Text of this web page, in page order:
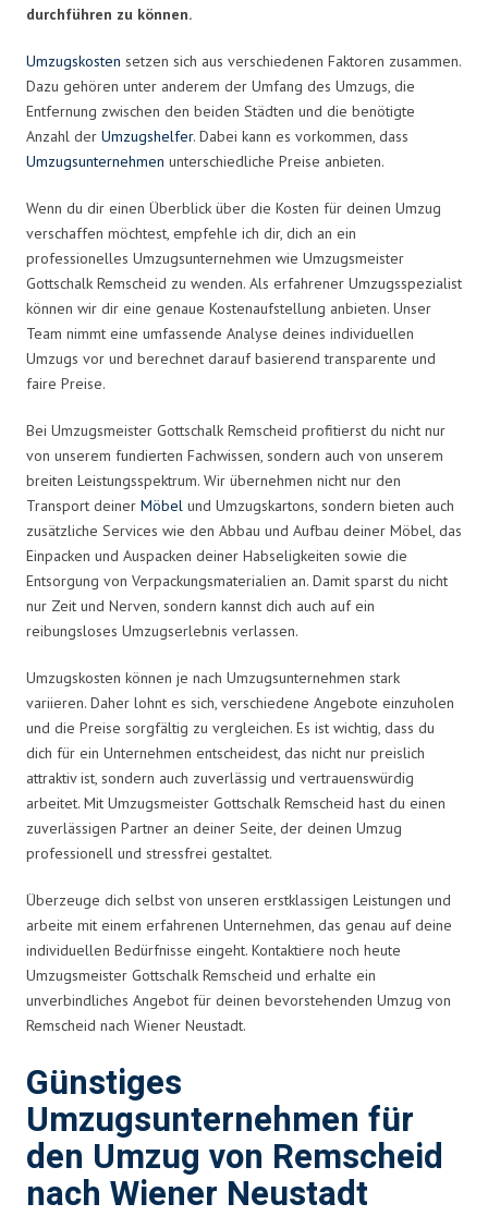
durchführen zu können.
Umzugskosten setzen sich aus verschiedenen Faktoren zusammen.
Dazu gehören unter anderem der Umfang des Umzugs, die
Entfernung zwischen den beiden Städten und die benötigte
Anzahl der Umzugshelfer. Dabei kann es vorkommen, dass
Umzugsunternehmen unterschiedliche Preise anbieten.
Wenn du dir einen Überblick über die Kosten für deinen Umzug
verschaffen möchtest, empfehle ich dir, dich an ein
professionelles Umzugsunternehmen wie Umzugsmeister
Gottschalk Remscheid zu wenden. Als erfahrener Umzugsspezialist
können wir dir eine genaue Kostenaufstellung anbieten. Unser
Team nimmt eine umfassende Analyse deines individuellen
Umzugs vor und berechnet darauf basierend transparente und
faire Preise.
Bei Umzugsmeister Gottschalk Remscheid profitierst du nicht nur
von unserem fundierten Fachwissen, sondern auch von unserem
breiten Leistungsspektrum. Wir übernehmen nicht nur den
Transport deiner Möbel und Umzugskartons, sondern bieten auch
zusätzliche Services wie den Abbau und Aufbau deiner Möbel, das
Einpacken und Auspacken deiner Habseligkeiten sowie die
Entsorgung von Verpackungsmaterialien an. Damit sparst du nicht
nur Zeit und Nerven, sondern kannst dich auch auf ein
reibungsloses Umzugserlebnis verlassen.
Umzugskosten können je nach Umzugsunternehmen stark
variieren. Daher lohnt es sich, verschiedene Angebote einzuholen
und die Preise sorgfältig zu vergleichen. Es ist wichtig, dass du
dich für ein Unternehmen entscheidest, das nicht nur preislich
attraktiv ist, sondern auch zuverlässig und vertrauenswürdig
arbeitet. Mit Umzugsmeister Gottschalk Remscheid hast du einen
zuverlässigen Partner an deiner Seite, der deinen Umzug
professionell und stressfrei gestaltet.
Überzeuge dich selbst von unseren erstklassigen Leistungen und
arbeite mit einem erfahrenen Unternehmen, das genau auf deine
individuellen Bedürfnisse eingeht. Kontaktiere noch heute
Umzugsmeister Gottschalk Remscheid und erhalte ein
unverbindliches Angebot für deinen bevorstehenden Umzug von
Remscheid nach Wiener Neustadt.
Günstiges
Umzugsunternehmen für
den Umzug von Remscheid
nach Wiener Neustadt